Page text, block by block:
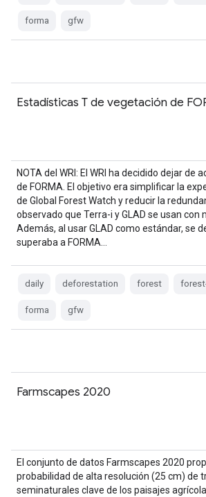
forma gfw
Estadísticas T de vegetación de
NOTA del WRI: El WRI ha decidido dejar de
de FORMA. El objetivo era simplificar la
de Global Forest Watch y reducir la
observado que Terra-i y GLAD se usan con
Además, al usar GLAD como estándar, se
superaba a FORMA…
daily deforestation forest
forma gfw
Farmscapes 2020
El conjunto de datos Farmscapes 2020
probabilidad de alta resolución (25 cm) de
seminaturales clave de los paisajes